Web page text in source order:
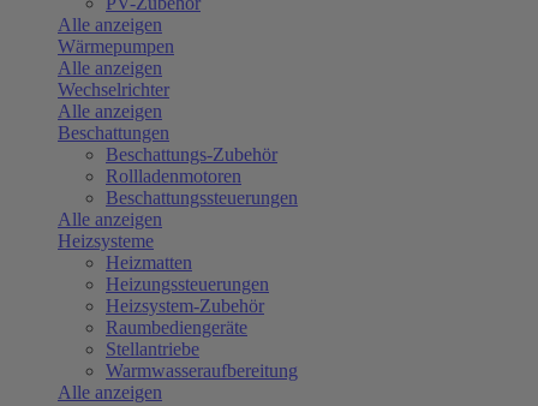
Alle anzeigen
Wärmepumpen
Alle anzeigen
Wechselrichter
Alle anzeigen
Beschattungen
Beschattungs-Zubehör
Rollladenmotoren
Beschattungssteuerungen
Alle anzeigen
Heizsysteme
Heizmatten
Heizungssteuerungen
Heizsystem-Zubehör
Raumbediengeräte
Stellantriebe
Warmwasseraufbereitung
Alle anzeigen